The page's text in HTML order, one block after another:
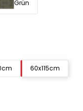
Grün
60x115cm